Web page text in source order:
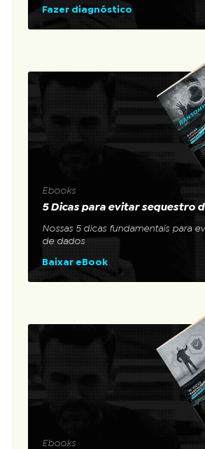
Fazer diagnóstico
Ebooks
5 Dicas para evitar sequestro
Nossas 5 dicas fundamentais para
de dados
Baixar eBook
Ebooks